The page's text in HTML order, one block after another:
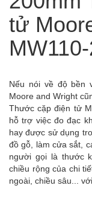
tử
Nếu nói về độ bền
Moore and Wright
Thước cặp điện tử
hỗ trợ việc đo đạc
hay được sử dụng
đồ gỗ, làm cửa sắt,
người gọi là thước
chiều rộng của chi
ngoài, chiều sâu...